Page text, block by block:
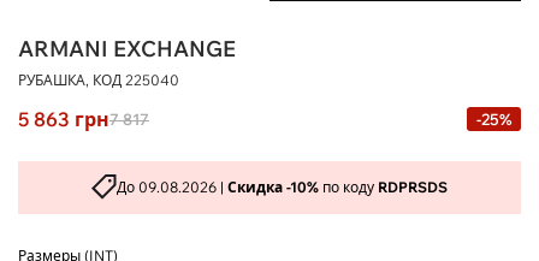
ARMANI EXCHANGE
РУБАШКА, КОД 225040
5 863 грн7 817 -25%
До 09.08.2026 | Скидка -10% по коду RDPRSDS
Размеры (INT)